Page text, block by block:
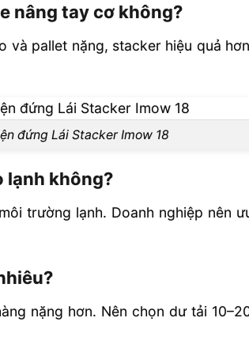
nâng tay cơ không?
pallet nặng, stacker hiệu quả
đứng Lái Stacker Imow 18
lạnh không?
trường lạnh. Doanh nghiệp nên
nặng hơn. Nên chọn dư tải